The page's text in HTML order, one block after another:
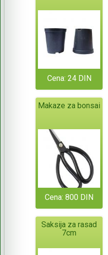
Cena: 24 DIN
Makaze za bonsai
Cena: 800 DIN
Saksija za rasad
7cm